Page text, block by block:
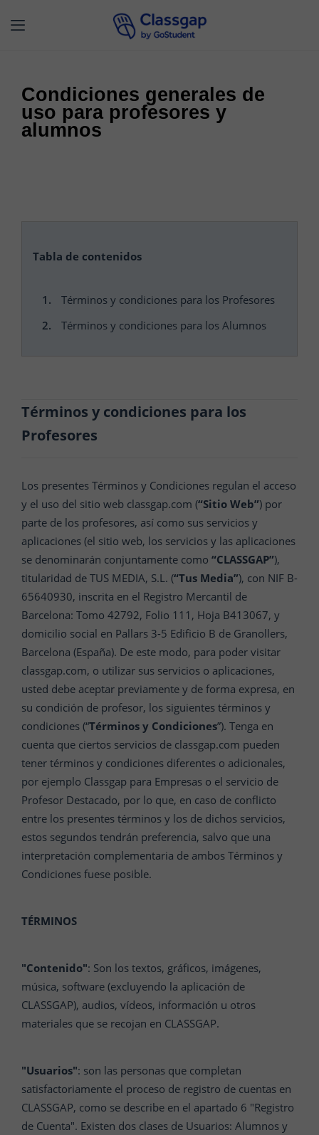
Condiciones generales de
uso para profesores y
alumnos
Tabla de contenidos
Términos y condiciones para los Profesores
Términos y condiciones para los Alumnos
Términos y condiciones para los
Profesores
Los presentes Términos y Condiciones regulan el acceso
y el uso del sitio web classgap.com (“Sitio Web”) por
parte de los profesores, así como sus servicios y
aplicaciones (el sitio web, los servicios y las aplicaciones
se denominarán conjuntamente como “CLASSGAP”),
titularidad de TUS MEDIA, S.L. (“Tus Media”), con NIF B-
65640930, inscrita en el Registro Mercantil de
Barcelona: Tomo 42792, Folio 111, Hoja B413067, y
domicilio social en Pallars 3-5 Edificio B de Granollers,
Barcelona (España). De este modo, para poder visitar
classgap.com, o utilizar sus servicios o aplicaciones,
usted debe aceptar previamente y de forma expresa, en
su condición de profesor, los siguientes términos y
condiciones (“Términos y Condiciones”). Tenga en
cuenta que ciertos servicios de classgap.com pueden
tener términos y condiciones diferentes o adicionales,
por ejemplo Classgap para Empresas o el servicio de
Profesor Destacado, por lo que, en caso de conflicto
entre los presentes términos y los de dichos servicios,
estos segundos tendrán preferencia, salvo que una
interpretación complementaria de ambos Términos y
Condiciones fuese posible.
TÉRMINOS
"Contenido": Son los textos, gráficos, imágenes,
música, software (excluyendo la aplicación de
CLASSGAP), audios, vídeos, información u otros
materiales que se recojan en CLASSGAP.
"Usuarios": son las personas que completan
satisfactoriamente el proceso de registro de cuentas en
CLASSGAP, como se describe en el apartado 6 "Registro
de Cuenta". Existen dos clases de Usuarios: Alumnos y